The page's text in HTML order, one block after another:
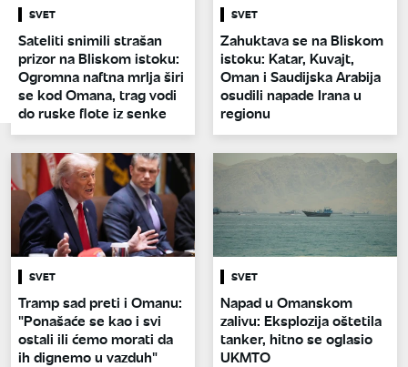
SVET
Sateliti snimili strašan
prizor na Bliskom istoku:
Ogromna naftna mrlja širi
se kod Omana, trag vodi
do ruske flote iz senke
SVET
Zahuktava se na Bliskom
istoku: Katar, Kuvajt,
Oman i Saudijska Arabija
osudili napade Irana u
regionu
SVET
Tramp sad preti i Omanu:
"Ponašaće se kao i svi
ostali ili ćemo morati da
ih dignemo u vazduh"
SVET
Napad u Omanskom
zalivu: Eksplozija oštetila
tanker, hitno se oglasio
UKMTO